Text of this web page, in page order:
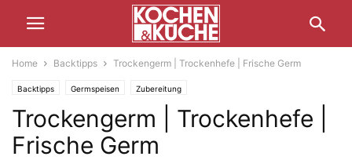
Home Backtipps Trockengerm | Trockenhefe | Frische Germ
Backtipps Germspeisen Zubereitung
Trockengerm | Trockenhefe |
Frische Germ